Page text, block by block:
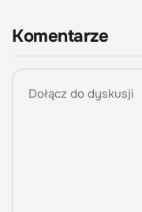
Komentarze